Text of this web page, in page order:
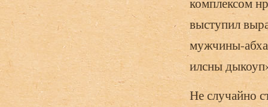
выступил
мужчины-
илсны
Не случайно